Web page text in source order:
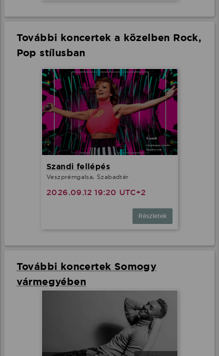
További koncertek a közelben Rock,
Pop stílusban
Szandi fellépés
Veszprémgalsa, Szabadtér
2026.09.12 19:20 UTC+2
Részletek
További koncertek Somogy
vármegyében